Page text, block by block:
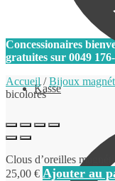
Kasse
Concessionaires
gratuites sur 0049
Accueil /Bijoux
bicolores
Clous d’oreilles
25,00 € Ajouter au